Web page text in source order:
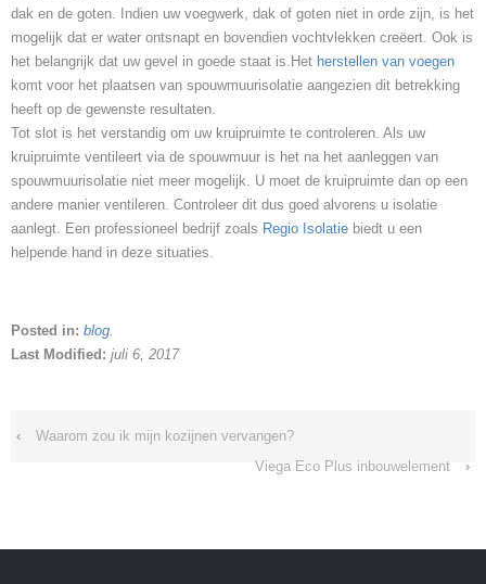
dak en de goten. Indien uw voegwerk, dak of goten niet in orde zijn, is het
mogelijk dat er water ontsnapt en bovendien vochtvlekken creëert. Ook is
het belangrijk dat uw gevel in goede staat is.Het herstellen van voegen
komt voor het plaatsen van spouwmuurisolatie aangezien dit betrekking
heeft op de gewenste resultaten.
Tot slot is het verstandig om uw kruipruimte te controleren. Als uw
kruipruimte ventileert via de spouwmuur is het na het aanleggen van
spouwmuurisolatie niet meer mogelijk. U moet de kruipruimte dan op een
andere manier ventileren. Controleer dit dus goed alvorens u isolatie
aanlegt. Een professioneel bedrijf zoals Regio Isolatie biedt u een
helpende hand in deze situaties.
Posted in: blog.
Last Modified: juli 6, 2017
‹
Waarom zou ik mijn kozijnen vervangen?
Viega Eco Plus inbouwelement
›